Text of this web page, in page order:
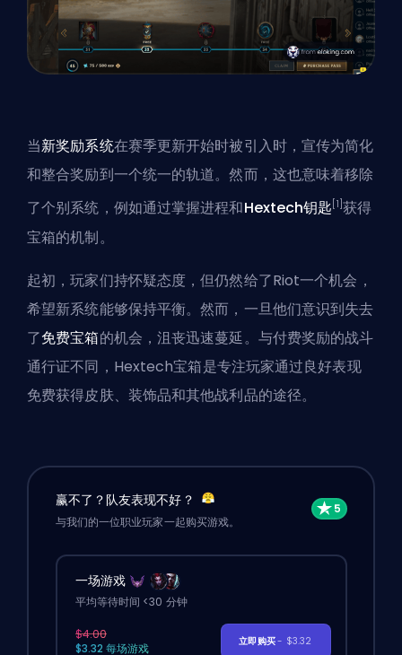
当新奖励系统在赛季更新开始时被引入时，宣传为简化
和整合奖励到一个统一的轨道。然而，这也意味着移除
了个别系统，例如通过掌握进程和Hextech钥匙 [1] 获得
宝箱的机制。
起初，玩家们持怀疑态度，但仍然给了Riot一个机会，
希望新系统能够保持平衡。然而，一旦他们意识到失去
了免费宝箱的机会，沮丧迅速蔓延。与付费奖励的战斗
通行证不同，Hextech宝箱是专注玩家通过良好表现
免费获得皮肤、装饰品和其他战利品的途径。
赢不了？队友表现不好？
与我们的一位职业玩家一起购买游戏。
一场游戏
平均等待时间 <30 分钟
$4.00
$3.32 每场游戏
立即购买- $3.32